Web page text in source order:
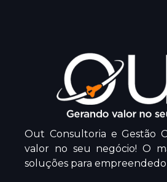
Out Consultoria e Gestão
valor no seu negócio! O
soluções para